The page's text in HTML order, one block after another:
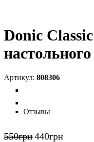
Donic
808306
Отзывы
550грн440грн